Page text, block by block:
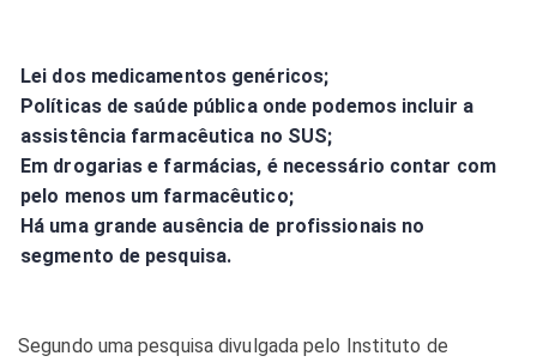
Lei dos medicamentos genéricos;
Políticas de saúde pública onde podemos incluir a
assistência farmacêutica no SUS;
Em drogarias e farmácias, é necessário contar com
pelo menos um farmacêutico;
Há uma grande ausência de profissionais no
segmento de pesquisa.
Segundo uma pesquisa divulgada pelo Instituto de